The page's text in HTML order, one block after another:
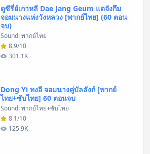
ดูซีรี่ย์เกาหลี Dae Jang Geum แดจังกึม
จอมนางแห่งวังหลวง [พากย์ไทย] (60 ตอน
จบ)
Sound: พากย์ไทย
8.9/10
301.1K
Dong Yi ทงอี จอมนางคู่บัลลังก์ [พากย์
ไทย+ซับไทย] 60 ตอนจบ
Sound: พากย์ไทย+ซับไทย
8.1/10
125.9K